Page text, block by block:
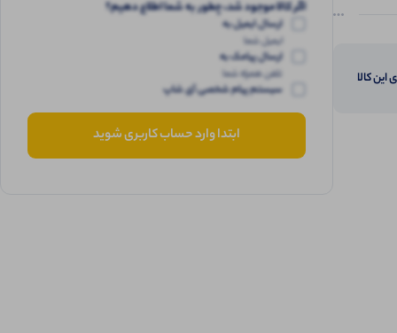
این کالا
اگر کالا موجود شد، چطور به شما اطلاع دهیم؟
ارسال ایمیل به
ایمیل شما
ارسال پیامک به
تلفن همراه شما
سیستم پیام شخصی آی شاپ
ابتدا وارد حساب کاربری شوید